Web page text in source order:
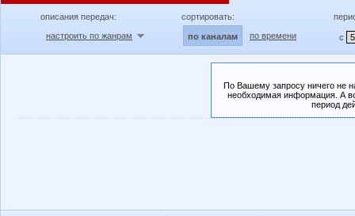
описания передач:
настроить по жанрам
сортировать:
по каналам по времени с
По Вашему запросу ничего не
необходимая информация. А
период